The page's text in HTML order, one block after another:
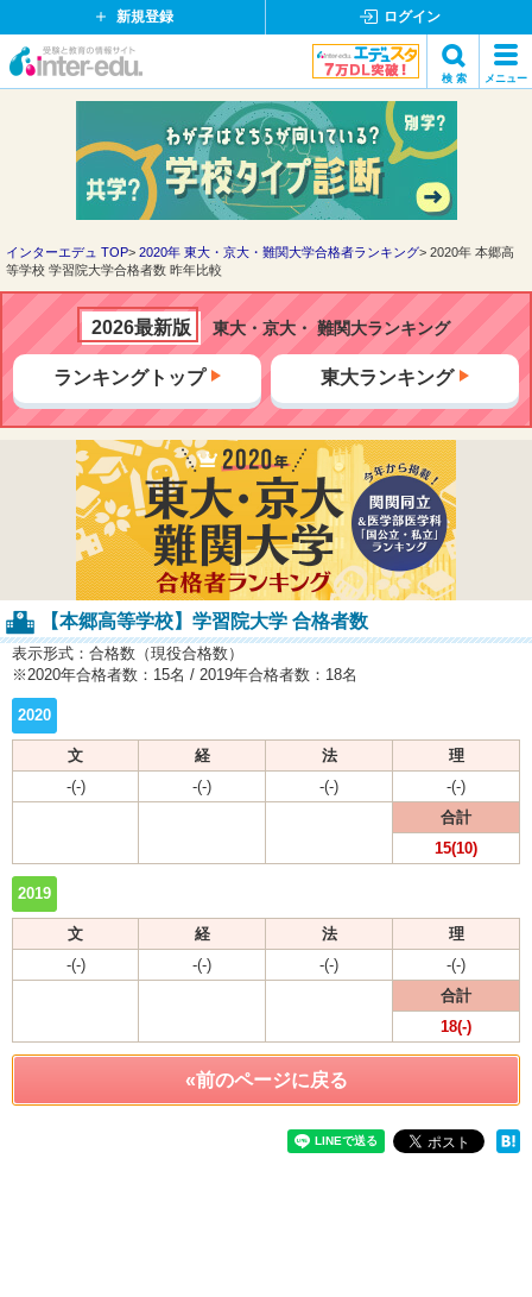
新規登録 ログイン
イ
ド
ッ
ト
検 索 メニュー
検索
インターエデュ TOP 2020年 東大・京大・難関大学合格者ランキング
2020年 本郷高
等学校 学習院大学合格者数 昨年比較
2026最新版 東大・京大・ 難関大ランキング
ランキングトップ 東大ランキング
【本郷高等学校】学習院大学 合格者数
表示形式：合格数（現役合格数）
※2020年合格者数：15名 / 2019年合格者数：18名
2020
文 経 法
理
-(-)
-(-) -(-)
-(-)
合計
15(10)
2019
文 経 法
理
-(-)
-(-) -(-)
-(-)
合計
18(-)
«前のページに戻る